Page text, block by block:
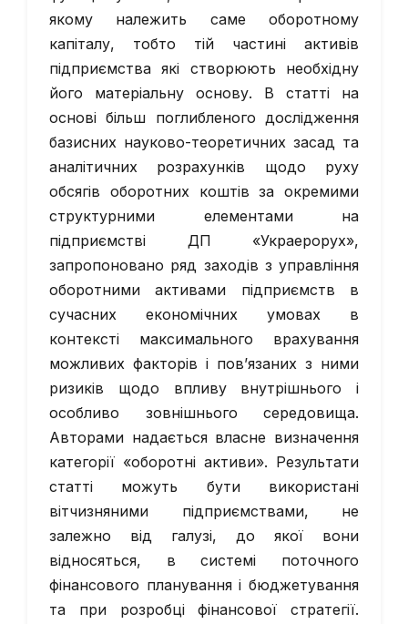
якому належить саме оборотному
капіталу, тобто тій частині активів
підприємства які створюють необхідну
його матеріальну основу. В статті на
основі більш поглибленого дослідження
базисних науково-теоретичних засад та
аналітичних розрахунків щодо руху
обсягів оборотних коштів за окремими
структурними елементами на
підприємстві ДП «Украерорух»,
запропоновано ряд заходів з управління
оборотними активами підприємств в
сучасних економічних умовах в
контексті максимального врахування
можливих факторів і пов’язаних з ними
ризиків щодо впливу внутрішнього і
особливо зовнішнього середовища.
Авторами надається власне визначення
категорії «оборотні активи». Результати
статті можуть бути використані
вітчизняними підприємствами, не
залежно від галузі, до якої вони
відносяться, в системі поточного
фінансового планування і бюджетування
та при розробці фінансової стратегії.